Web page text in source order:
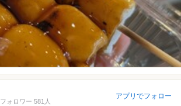
フォロワー 581人
アプリでフォロー